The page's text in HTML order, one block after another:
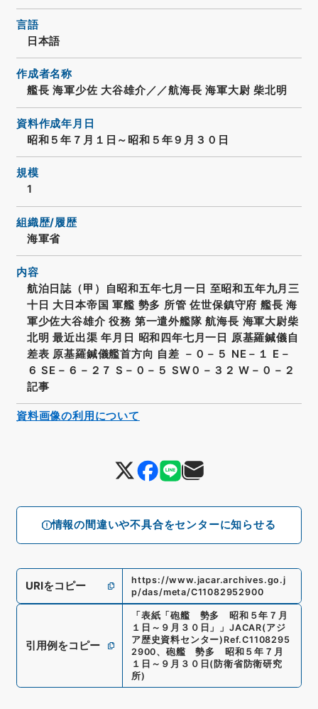
情報の間違いや不具合をセンターに知らせる
言語
日本語
作成者名称
艦長 海軍少佐 大谷雄介／／航海長 海軍大尉 柴北明
資料作成年月日
昭和５年７月１日～昭和５年９月３０日
規模
1
組織歴/履歴
海軍省
内容
航泊日誌（甲）自昭和五年七月一日 至昭和五年九月三
十日 大日本帝国 軍艦 勢多 所管 佐世保鎮守府 艦長 海
軍少佐大谷雄介 役務 第一遣外艦隊 航海長 海軍大尉柴
北明 最近出渠 年月日 昭和四年七月一日 原基羅鍼儀自
差表 原基羅鍼儀艦首方向 自差 －０－５ NE－１ E－
６ SE－６－２７ S－０－５ SW０－３２ W－０－２
記事
URIをコピー
https://www.jacar.archives.go.j
p/das/meta/C11082952900
引用例をコピー
「 表紙「砲艦 勢多 昭和５年７月
１日～９月３０日」
」 JACAR(アジ
ア歴史資料センター) Ref.C1108295
2900、 砲艦 勢多 昭和５年７月
１日～９月３０日 ( 防衛省防衛研究
所)
資料画像の利用について